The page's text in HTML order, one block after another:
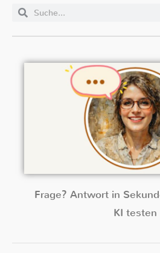
Frage? Antwort in
KI testen